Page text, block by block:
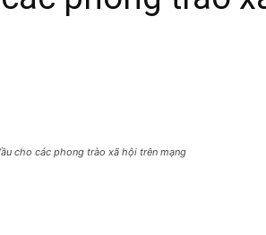
cho các phong trào xã hội trên mạng